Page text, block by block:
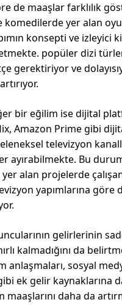
de maaşlar farklılık
komedilerde yer alan
konsepti ve izleyici
popüler dizi
gerektiriyor ve
bir eğilim ise dijital
Amazon Prime gibi
televizyon
ayırabilmekte. Bu
alan projelerde
yapımlarına göre
gelirlerinin
kalmadığını da
anlaşmaları, sosyal
ek gelir kaynaklarına
daha da